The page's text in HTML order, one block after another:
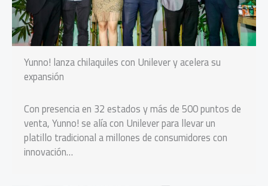
Yunno! lanza chilaquiles con Unilever y acelera su
expansión
Con presencia en 32 estados y más de 500 puntos de
venta, Yunno! se alía con Unilever para llevar un
platillo tradicional a millones de consumidores con
innovación…